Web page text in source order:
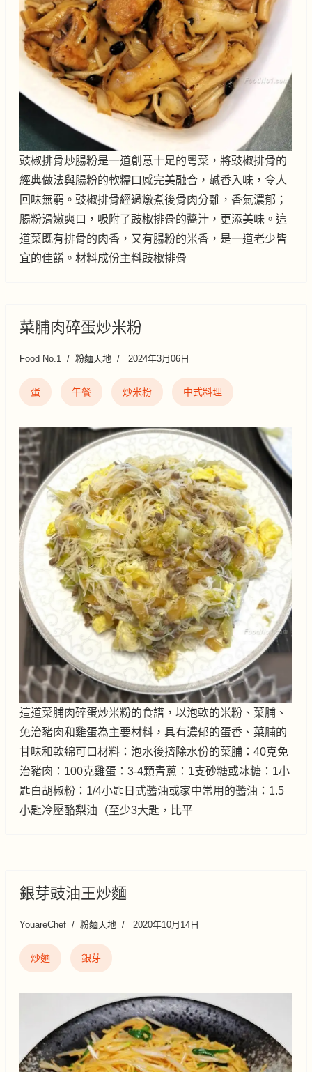
豉椒排骨炒腸粉是一道創意十足的粵菜，將豉椒排骨的
經典做法與腸粉的軟糯口感完美融合，鹹香入味，令人
回味無窮。豉椒排骨經過燉煮後骨肉分離，香氣濃郁；
腸粉滑嫩爽口，吸附了豉椒排骨的醬汁，更添美味。這
道菜既有排骨的肉香，又有腸粉的米香，是一道老少皆
宜的佳餚。材料成份主料豉椒排骨
菜脯肉碎蛋炒米粉
Food No.1 粉麵天地 2024年3月06日
蛋 午餐 炒米粉 中式料理
這道菜脯肉碎蛋炒米粉的食譜，以泡軟的米粉、菜脯、
免治豬肉和雞蛋為主要材料，具有濃郁的蛋香、菜脯的
甘味和軟綿可口材料：泡水後擠除水份的菜脯：40克免
治豬肉：100克雞蛋：3-4顆青蔥：1支砂糖或冰糖：1小
匙白胡椒粉：1/4小匙日式醬油或家中常用的醬油：1.5
小匙冷壓酪梨油（至少3大匙，比平
銀芽豉油王炒麵
YouareChef 粉麵天地 2020年10月14日
炒麵 銀芽